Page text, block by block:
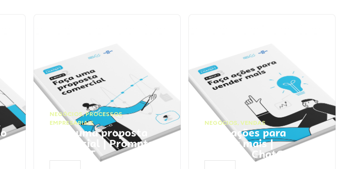
NEGÓCIOS,PROCESSOS
EMPRESARIAIS
Faça uma proposta
comercial | Prompts
ChatGPT
NEGÓCIOS, VENDAS
Faça ações para
vender mais |
Prompts ChatGPT